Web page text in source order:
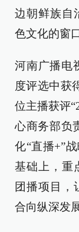
边朝鲜族自
色文化的窗口
河南广播电
度评选中获
位主播获评
心商务部负
化“直播+”
基础上，重
团播项目，
合向纵深发展